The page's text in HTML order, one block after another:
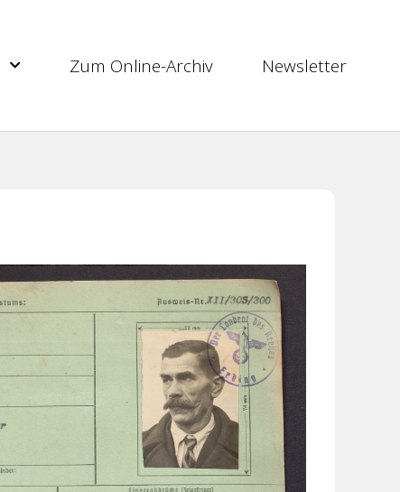
Zum Online-Archiv Newsletter